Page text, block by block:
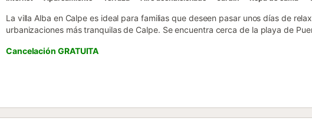
La villa Alba en Calpe es ideal para familias que deseen pasar unos días de
urbanizaciones más tranquilas de Calpe. Se encuentra cerca de la playa de
120 m² de confortable vivienda en una sola planta y está totalmente equipada,
baño y un aseo, y tiene una capacidad para 6 personas. El primer dormitorio
acondicionado, y un aseo en suite con WC y lavabo únicamente (sin ducha). un
vivienda tiene un baño completo con bañera, un salón comedor, terraza y una
Cancelación GRATUITA